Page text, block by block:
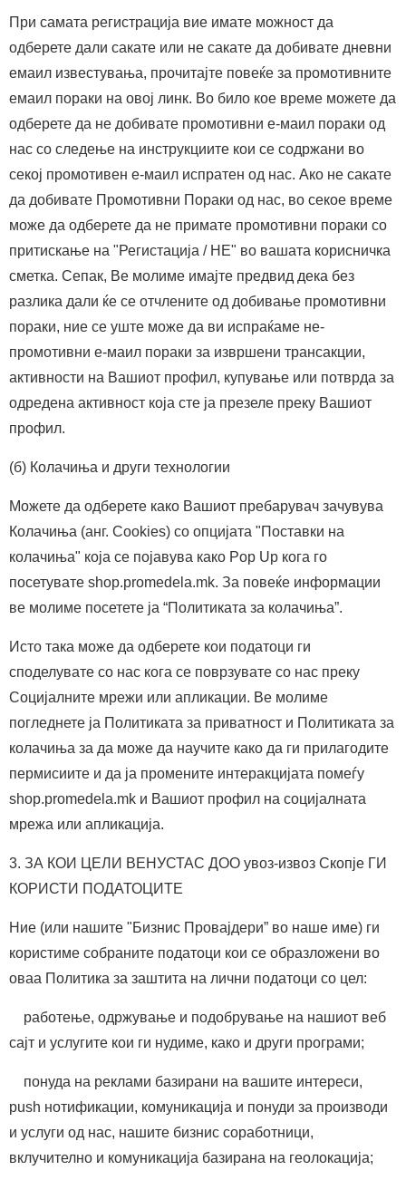
При самата регистрација вие имате можност да
одберете дали сакате или не сакате да добивате дневни
емаил известувања, прочитајте повеќе за промотивните
емаил пораки на овој линк. Во било кое време можете да
одберете да не добивате промотивни е-маил пораки од
нас со следење на инструкциите кои се содржани во
секој промотивен е-маил испратен од нас. Ако не сакате
да добивате Промотивни Пораки од нас, во секое време
може да одберете да не примате промотивни пораки со
притискање на "Регистација / НЕ" во вашата корисничка
сметка. Сепак, Ве молиме имајте предвид дека без
разлика дали ќе се отчлените од добивање промотивни
пораки, ние се уште може да ви испраќаме не-
промотивни е-маил пораки за извршени трансакции,
активности на Вашиот профил, купување или потврда за
одредена активност која сте ја презеле преку Вашиот
профил.
(б) Колачиња и други технологии
Можете да одберете како Вашиот пребарувач зачувува
Колачиња (анг. Cookies) со опцијата "Поставки на
колачиња" која се појавува како Pop Up кога го
посетувате shop.promedela.mk. За повеќе информации
ве молиме посетете ја “Политиката за колачиња”.
Исто така може да одберете кои податоци ги
споделувате со нас кога се поврзувате со нас преку
Социјалните мрежи или апликации. Ве молиме
погледнете ја Политиката за приватност и Политиката за
колачиња за да може да научите како да ги прилагодите
пермисиите и да ја промените интеракцијата помеѓу
shop.promedela.mk и Вашиот профил на социјалната
мрежа или апликација.
3. ЗА КОИ ЦЕЛИ ВЕНУСТАС ДОО увоз-извоз Скопје ГИ
КОРИСТИ ПОДАТОЦИТЕ
Ние (или нашите "Бизнис Провајдери” во наше име) ги
користиме собраните податоци кои се образложени во
оваа Политика за заштита на лични податоци со цел:
работење, одржување и подобрување на нашиот веб
сајт и услугите кои ги нудиме, како и други програми;
понуда на реклами базирани на вашите интереси,
push нотификации, комуникација и понуди за производи
и услуги од нас, нашите бизнис соработници,
вклучително и комуникација базирана на геолокација;